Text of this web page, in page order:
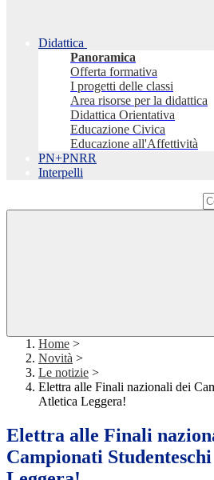
Didattica
Panoramica
Offerta formativa
I progetti delle classi
Area risorse per la didattica
Didattica Orientativa
Educazione Civica
Educazione all'Affettività
PN+PNRR
Interpelli
Home >
Novità >
Le notizie >
Elettra alle Finali nazionali dei
Atletica Leggera!
Elettra alle Finali
Campionati